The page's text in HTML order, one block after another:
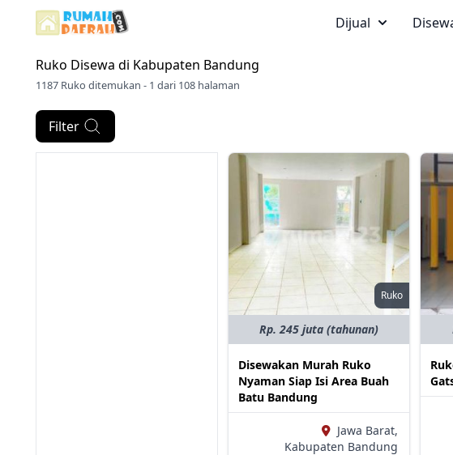
Dijual
Ruko Disewa di Kabupaten Bandung
1187 Ruko ditemukan - 1 dari 108 halaman
Filter
Ruko
Rp. 245 juta (tahunan)
Disewakan Murah Ruko
Nyaman Siap Isi Area Buah
Batu Bandung
Jawa Barat,
Kabupaten Bandung